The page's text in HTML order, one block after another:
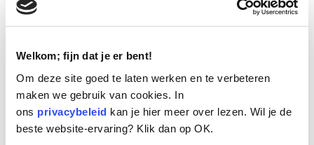
Welkom; fijn dat je er bent!
Om deze site goed te laten werken en te verbeteren
maken we gebruik van cookies. In
ons privacybeleid kan je hier meer over lezen. Wil je de
beste website-ervaring? Klik dan op OK.
Trainers wild - 500 g
Staafjesplank met stok
Mini solitaire strategiespel
Flip bone
Flip & fun
Turn around denkspel